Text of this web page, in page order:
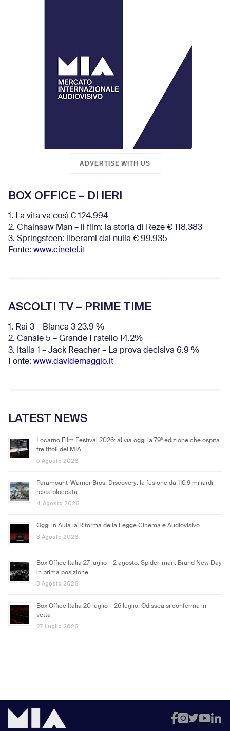
ADVERTISE WITH US
BOX OFFICE – DI IERI
1. La vita va così € 124.994
2. Chainsaw Man – il film: la storia di Reze € 118.383
3. Springsteen: liberami dal nulla € 99.935
Fonte: www.cinetel.it
ASCOLTI TV – PRIME TIME
1. Rai 3 – Blanca 3 23.9 %
2. Canale 5 – Grande Fratello 14.2%
3. Italia 1 – Jack Reacher – La prova decisiva 6.9 %
Fonte: www.davidemaggio.it
LATEST NEWS
Locarno Film Festival 2026: al via oggi la 79ª edizione che ospita
tre titoli del MIA
5 Agosto 2026
Paramount-Warner Bros. Discovery: la fusione da 110,9 miliardi
resta bloccata.
4 Agosto 2026
Oggi in Aula la Riforma della Legge Cinema e Audiovisivo
3 Agosto 2026
Box Office Italia 27 luglio – 2 agosto. Spider-man: Brand New Day
in prima posizione
3 Agosto 2026
Box Office Italia 20 luglio – 26 luglio. Odissea si conferma in
vetta
27 Luglio 2026